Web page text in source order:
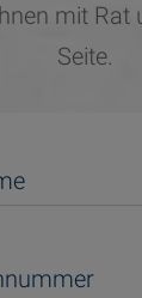
mit Rat
Seite.